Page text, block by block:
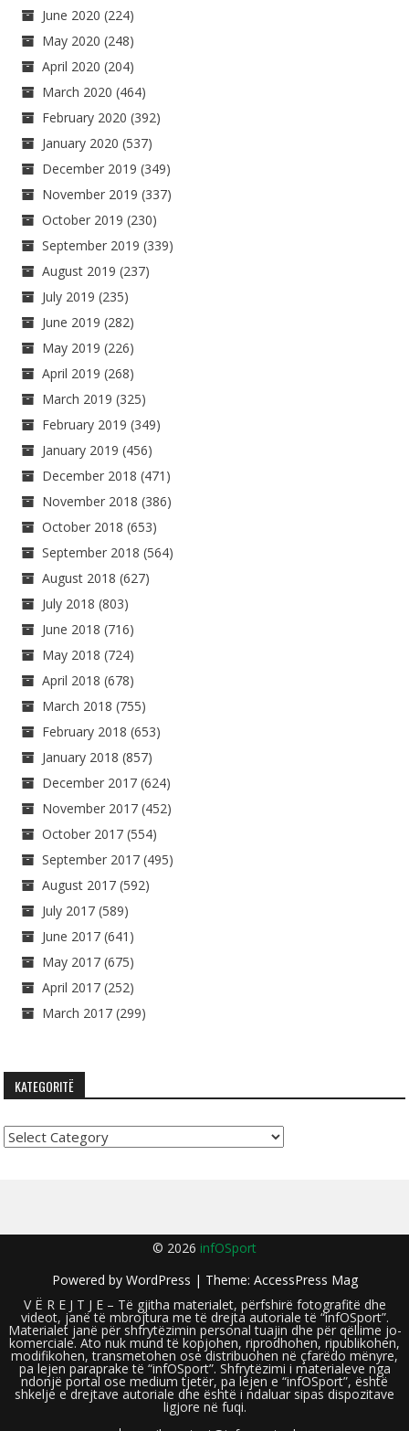
June 2020 (224)
May 2020 (248)
April 2020 (204)
March 2020 (464)
February 2020 (392)
January 2020 (537)
December 2019 (349)
November 2019 (337)
October 2019 (230)
September 2019 (339)
August 2019 (237)
July 2019 (235)
June 2019 (282)
May 2019 (226)
April 2019 (268)
March 2019 (325)
February 2019 (349)
January 2019 (456)
December 2018 (471)
November 2018 (386)
October 2018 (653)
September 2018 (564)
August 2018 (627)
July 2018 (803)
June 2018 (716)
May 2018 (724)
April 2018 (678)
March 2018 (755)
February 2018 (653)
January 2018 (857)
December 2017 (624)
November 2017 (452)
October 2017 (554)
September 2017 (495)
August 2017 (592)
July 2017 (589)
June 2017 (641)
May 2017 (675)
April 2017 (252)
March 2017 (299)
KATEGORITË
Kategoritë
© 2026 infOSport
Powered by WordPress | Theme: AccessPress Mag
V Ë R E J T J E – Të gjitha materialet, përfshirë fotografitë dhe
videot, janë të mbrojtura me të drejta autoriale të “infOSport”.
Materialet janë për shfrytëzimin personal tuajin dhe për qëllime jo-
komerciale. Ato nuk mund të kopjohen, riprodhohen, ripublikohen,
modifikohen, transmetohen ose distribuohen në çfarëdo mënyre,
pa lejen paraprake të “infOSport”. Shfrytëzimi i materialeve nga
ndonjë portal ose medium tjetër, pa lejen e “infOSport”, është
shkelje e drejtave autoriale dhe është i ndaluar sipas dispozitave
ligjore në fuqi.